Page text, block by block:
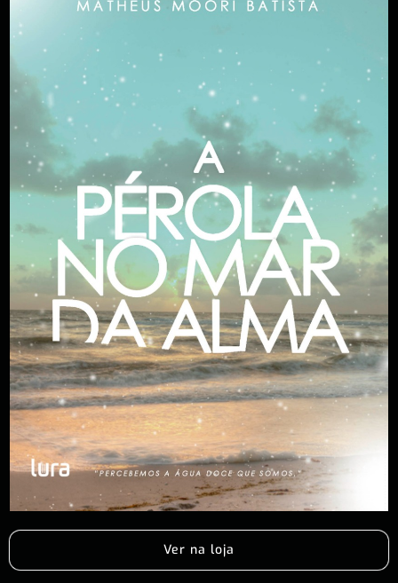
Ver na loja